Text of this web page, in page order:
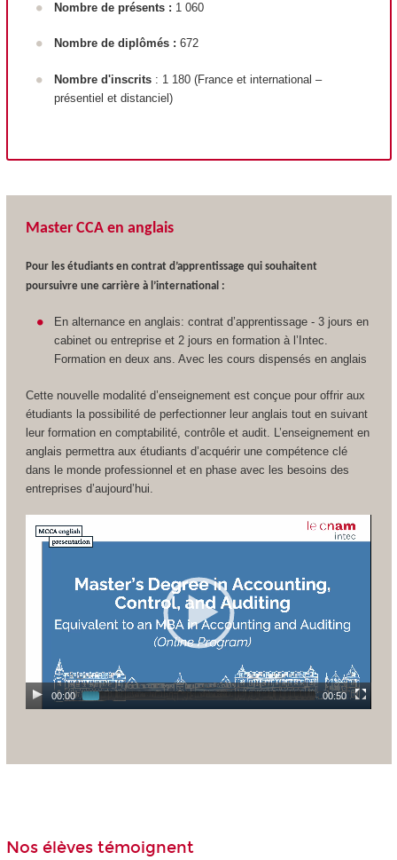
Nombre de présents : 1 060
Nombre de diplômés : 672
Nombre d'inscrits: 1 180 (France et international –
présentiel et distanciel)
Master CCA en anglais
Pour les étudiants en contrat d’apprentissage qui souhaitent
poursuivre une carrière à l’international :
En alternance en anglais: contrat d’apprentissage - 3 jours en
cabinet ou entreprise et 2 jours en formation à l’Intec.
Formation en deux ans. Avec les cours dispensés en anglais
Cette nouvelle modalité d’enseignement est conçue pour offrir aux
étudiants la possibilité de perfectionner leur anglais tout en suivant
leur formation en comptabilité, contrôle et audit. L’enseignement en
anglais permettra aux étudiants d’acquérir une compétence clé
dans le monde professionnel et en phase avec les besoins des
entreprises d’aujourd’hui.
00:00 00:50
Nos élèves témoignent